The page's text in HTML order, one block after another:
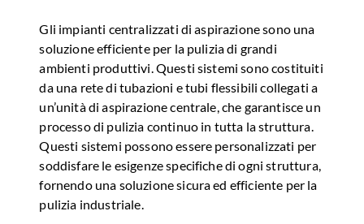
Gli impianti centralizzati di aspirazione sono una
soluzione efficiente per la pulizia di grandi
ambienti produttivi. Questi sistemi sono costituiti
da una rete di tubazioni e tubi flessibili collegati a
un’unità di aspirazione centrale, che garantisce un
processo di pulizia continuo in tutta la struttura.
Questi sistemi possono essere personalizzati per
soddisfare le esigenze specifiche di ogni struttura,
fornendo una soluzione sicura ed efficiente per la
pulizia industriale.